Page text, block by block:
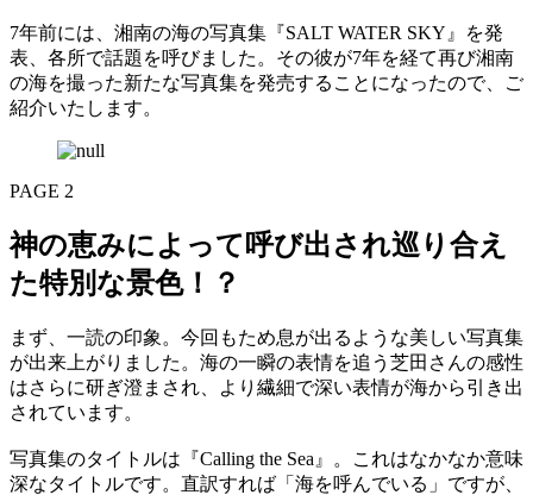
7年前には、湘南の海の写真集『SALT WATER SKY』を発
表、各所で話題を呼びました。その彼が7年を経て再び湘南
の海を撮った新たな写真集を発売することになったので、ご
紹介いたします。
PAGE 2
神の恵みによって呼び出され巡り合え
た特別な景色！？
まず、一読の印象。今回もため息が出るような美しい写真集
が出来上がりました。海の一瞬の表情を追う芝田さんの感性
はさらに研ぎ澄まされ、より繊細で深い表情が海から引き出
されています。
写真集のタイトルは『Calling the Sea』。これはなかなか意味
深なタイトルです。直訳すれば「海を呼んでいる」ですが、